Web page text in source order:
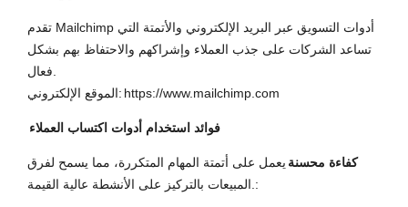
تقدم Mailchimp أدوات التسويق عبر البريد الإلكتروني والأتمتة التي
تساعد الشركات على جذب العملاء وإشراكهم والاحتفاظ بهم بشكل
الموقع الإلكتروني: https://www.mailchimp.com
فوائد استخدام أدوات اكتساب العملاء
كفاءة محسنة يعمل على أتمتة المهام المتكررة، مما يسمح لفرق
المبيعات بالتركيز على الأنشطة عالية القيمة.: